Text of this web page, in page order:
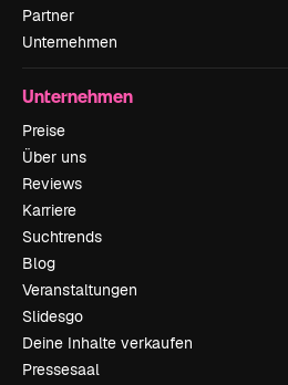
Partner
Unternehmen
Unternehmen
Preise
Über uns
Reviews
Karriere
Suchtrends
Blog
Veranstaltungen
Slidesgo
Deine Inhalte verkaufen
Pressesaal